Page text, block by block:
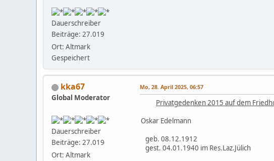
Dauerschreiber
Beiträge: 27.019
Ort: Altmark
Gespeichert
kka67
Global Moderator
Dauerschreiber
Beiträge: 27.019
Ort: Altmark
Mo, 28. April 2025, 06:57
Privatgedenken 2015 auf dem
Oskar Edelmann
geb. 08.12.1912
gest. 04.01.1940 im Res.Laz.Jülich